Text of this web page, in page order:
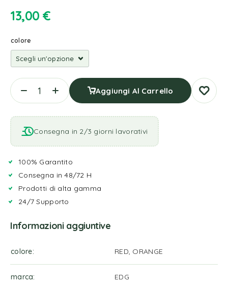
13,00 €
colore
Aggiungi Al Carrello
Consegna in 2/3 giorni lavorativi
100% Garantito
Consegna in 48/72 H
Prodotti di alta gamma
24/7 Supporto
Informazioni aggiuntive
colore RED, ORANGE
marca EDG